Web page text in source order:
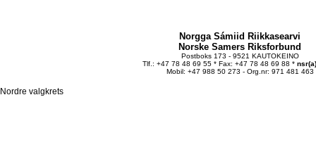
Norgga Sámiid Riikkasearvi
Norske Samers Riksforbund
Postboks 173 - 9521 KAUTOKEINO
Tlf.: +47 78 48 69 55 * Fax: +47 78 48 69 88 *
Mobil: +47 988 50 273 - Org.nr: 971 481 463
Nordre valgkrets